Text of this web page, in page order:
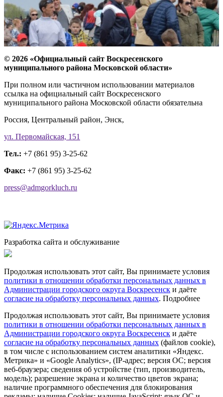
© 2026 «Официальный сайт Воскресенского
муниципального района Московской области»
При полном или частичном использовании материалов
ссылка на официальный сайт Воскресенского
муниципального района Московской области обязательна
Россия, Центральный район, Энск,
ул. Первомайская, 151
Тел.: +7 (861 95) 3-25-62
Факс: +7 (861 95) 3-25-62
press@admgorkluch.ru
Разработка сайта и обслуживание
Продолжая использовать этот сайт, Вы принимаете условия
политики в отношении обработки персональных данных в
Администрации городского округа Воскресенск и даёте
согласие на обработку персональных данных. Подробнее
Продолжая использовать этот сайт, Вы принимаете условия
политики в отношении обработки персональных данных в
Администрации городского округа Воскресенск и даёте
согласие на обработку персональных данных (файлов cookie),
в том числе с использованием систем аналитики «Яндекс.
Метрика» и «Google Analytics», (IP-адрес; версия ОС; версия
веб-браузера; сведения об устройстве (тип, производитель,
модель); разрешение экрана и количество цветов экрана;
наличие программного обеспечения для блокирования